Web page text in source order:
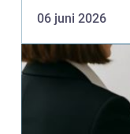
06 juni 2026